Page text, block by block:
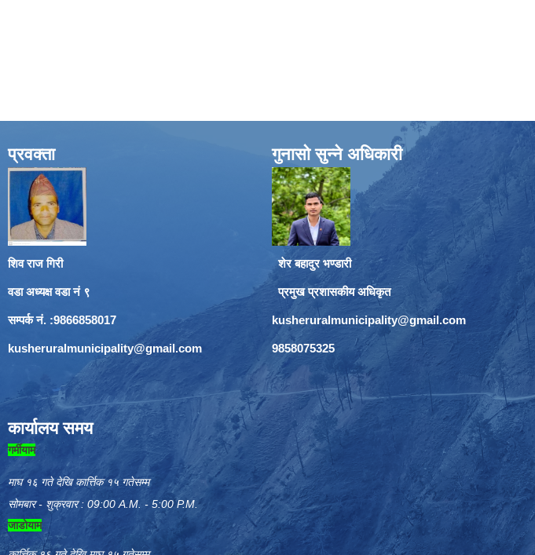
प्रवक्ता
शिव राज गिरी
वडा अध्यक्ष वडा नं ९
सम्पर्क नं. :9866858017
kusheruralmunicipality@gmail.com
कार्यालय समय
गर्मीयाम
माघ १६ गते देखि कार्त्तिक १५ गतेसम्म
सोमबार - शुक्रवार : 09:00 A.M. - 5:00 P.M.
जाडोयाम
गुनासो सुन्ने अधिकारी
शेर बहादुर भण्डारी
प्रमुख प्रशासकीय अधिकृत
kusheruralmunicipality@gmail.com
9858075325